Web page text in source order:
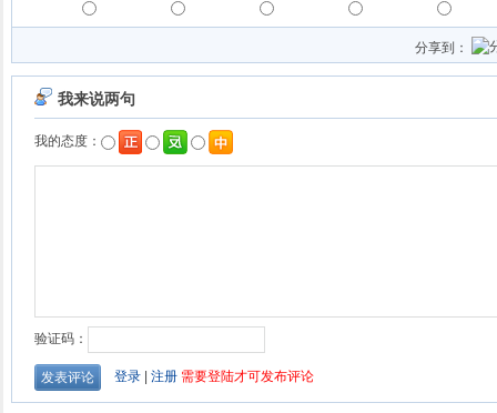
分享到：